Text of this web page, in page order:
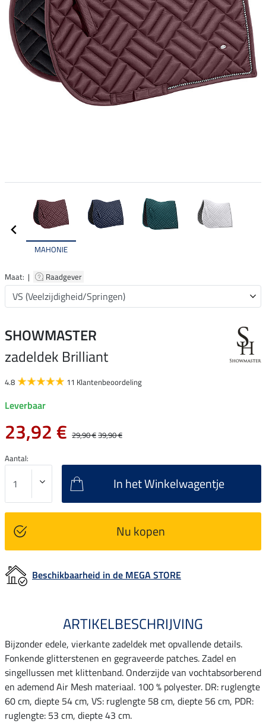
MAHONIE
Maat: | Raadgever
SHOWMASTER
zadeldek Brilliant
4.8 11 Klantenbeoordeling
Leverbaar
23,92 € 29,90 €39,90 €
Aantal:
In het Winkelwagentje
Nu kopen
Beschikbaarheid in de MEGA STORE
ARTIKELBESCHRIJVING
Bijzonder edele, vierkante zadeldek met opvallende details.
Fonkende glitterstenen en gegraveerde patches. Zadel en
singellussen met klittenband. Onderzijde van vochtabsorberend
en ademend Air Mesh materiaal. 100 % polyester. DR: ruglengte
60 cm, diepte 54 cm, VS: ruglengte 58 cm, diepte 56 cm, PDR:
ruglengte: 53 cm, diepte 43 cm.